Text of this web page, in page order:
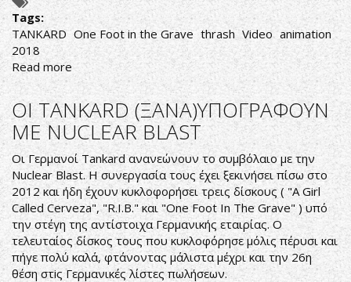
Tags:
TANKARD One Foot in the Grave thrash Video animation
2018
Read more about
ΟΙ
TANKARD
ΑΠΕΙΛΗΤΙΚΟΙ
ΑΚΟΜΑ
ΚΑΙ
ΣΑΝ
ΚΑΡΤΟΥΝΣ
ΟΙ TANKARD (ΞΑΝΑ)ΥΠΟΓΡΑΦΟΥΝ
ΜΕ NUCLEAR BLAST
Οι Γερμανοί Tankard ανανεώνουν το συμβόλαιο με την
Nuclear Blast. Η συνεργασία τους έχει ξεκινήσει πίσω στο
2012 και ήδη έχουν κυκλοφορήσει τρεις δίσκους ( "A Girl
Called Cerveza", "R.I.B." και "One Foot In The Grave" ) υπό
την στέγη της αντίστοιχα Γερμανικής εταιρίας. Ο
τελευταίος δίσκος τους που κυκλοφόρησε μόλις πέρυσι και
πήγε πολύ καλά, φτάνοντας μάλιστα μέχρι και την 26η
θέση στiς Γερμανικές λίστες πωλήσεων.